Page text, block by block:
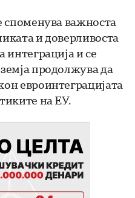
споменува важноста
и доверливоста
интеграција и се
продолжува да
евроинтеграцијата
на ЕУ.